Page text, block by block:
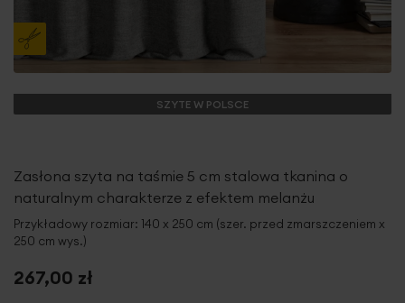
SZYTE W POLSCE
Zasłona szyta na taśmie 5 cm stalowa tkanina o
naturalnym charakterze z efektem melanżu
Przykładowy rozmiar: 140 x 250 cm (szer. przed zmarszczeniem x
250 cm wys.)
267,00 zł